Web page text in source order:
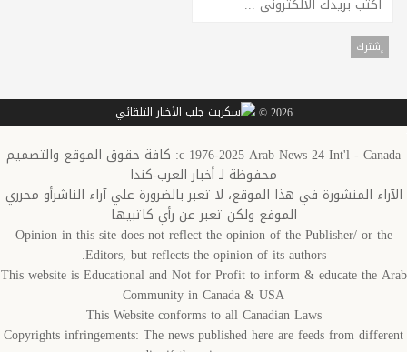
2026 ©
c 1976-2025 Arab News 24 Int'l - Canada: كافة حقوق الموقع والتصميم
محفوظة لـ أخبار العرب-كندا
الآراء المنشورة في هذا الموقع، لا تعبر بالضرورة علي آراء الناشرأو محرري
الموقع ولكن تعبر عن رأي كاتبيها
Opinion in this site does not reflect the opinion of the Publisher/ or the
Editors, but reflects the opinion of its authors.
This website is Educational and Not for Profit to inform & educate the Arab
Community in Canada & USA
This Website conforms to all Canadian Laws
Copyrights infringements: The news published here are feeds from different